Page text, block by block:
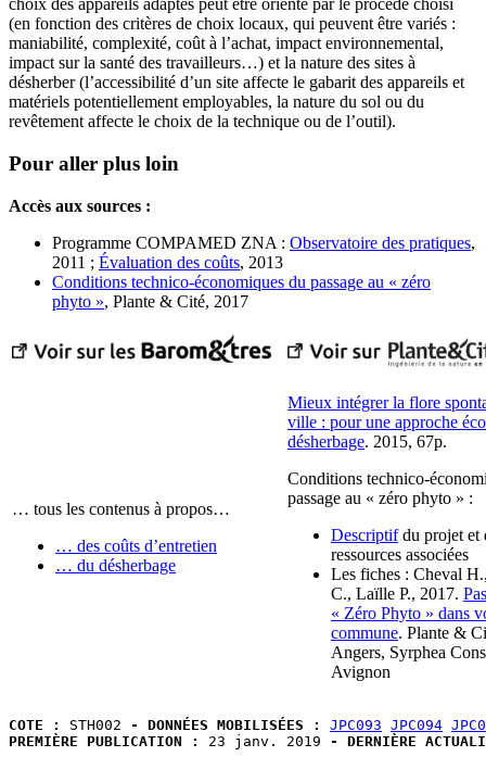
choix des appareils adaptés peut être orienté par le procédé choisi
(en fonction des critères de choix locaux, qui peuvent être variés :
maniabilité, complexité, coût à l’achat, impact environnemental,
impact sur la santé des travailleurs…) et la nature des sites à
désherber (l’accessibilité d’un site affecte le gabarit des appareils et
matériels potentiellement employables, la nature du sol ou du
revêtement affecte le choix de la technique ou de l’outil).
Pour aller plus loin
Accès aux sources :
Programme COMPAMED ZNA : Observatoire des pratiques,
2011 ; Évaluation des coûts, 2013
Conditions technico-économiques du passage au « zéro
phyto », Plante & Cité, 2017
… tous les contenus à propos…
… des coûts d’entretien
… du désherbage
Mieux intégrer la flore
ville : pour une approche
désherbage. 2015, 67p.
Conditions technico-
passage au « zéro phyto » :
Descriptifdu projet et
ressources associées
Les fiches : Cheval
C., Laïlle P., 2017.
« Zéro Phyto » dans
commune. Plante &
Angers, Syrphea
Avignon
COTE : STH002 - DONNÉES MOBILISÉES : JPC093 JPC094
PREMIÈRE PUBLICATION :
23 janv. 2019 - DERNIÈRE